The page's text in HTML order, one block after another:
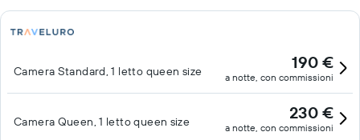
Camera Standard, 1 letto queen size 190 €
a notte, con commissioni
Camera Queen, 1 letto queen size 230 €
a notte, con commissioni